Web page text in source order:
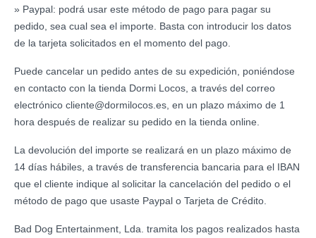
» Paypal: podrá usar este método de pago para pagar su
pedido, sea cual sea el importe. Basta con introducir los datos
de la tarjeta solicitados en el momento del pago.
Puede cancelar un pedido antes de su expedición, poniéndose
en contacto con la tienda Dormi Locos, a través del correo
electrónico cliente@dormilocos.es, en un plazo máximo de 1
hora después de realizar su pedido en la tienda online.
La devolución del importe se realizará en un plazo máximo de
14 días hábiles, a través de transferencia bancaria para el IBAN
que el cliente indique al solicitar la cancelación del pedido o el
método de pago que usaste Paypal o Tarjeta de Crédito.
Bad Dog Entertainment, Lda. tramita los pagos realizados hasta